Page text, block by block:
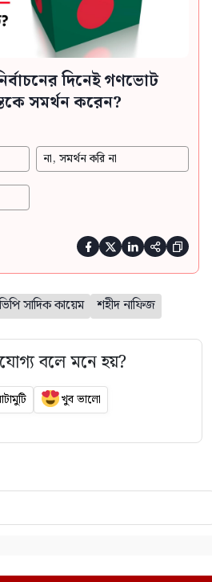
দিনেই গণভোট
সমর্থন করেন?
না, সমর্থন করি না
    
সাদিক কায়েম শহীদ নাফিজ
বলে মনে হয়?
খুব ভালো